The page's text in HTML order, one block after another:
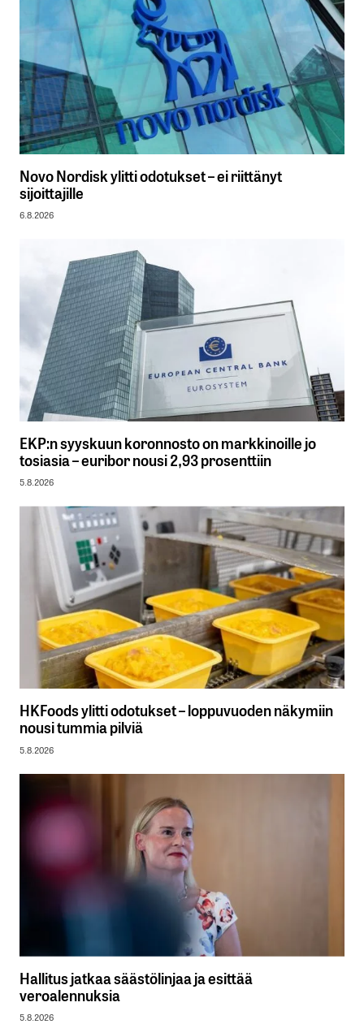
Novo Nordisk ylitti odotukset – ei riittänyt
sijoittajille
6.8.2026
EKP:n syyskuun koronnosto on markkinoille jo
tosiasia – euribor nousi 2,93 prosenttiin
5.8.2026
HKFoods ylitti odotukset – loppuvuoden näkymiin
nousi tummia pilviä
5.8.2026
Hallitus jatkaa säästölinjaa ja esittää
veroalennuksia
5.8.2026